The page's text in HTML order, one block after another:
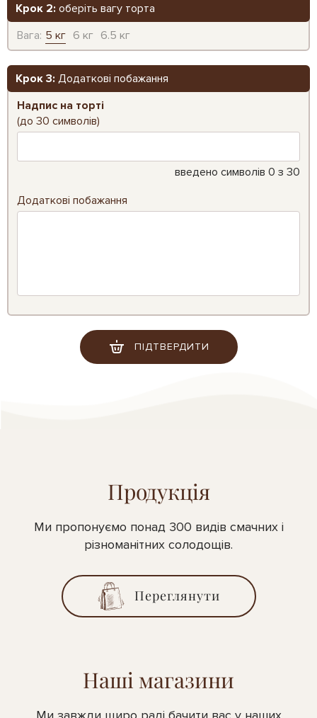
Крок 2: оберіть вагу торта
Вага: 5 кг 6 кг 6.5 кг
Крок 3: Додаткові побажання
Надпис на торті
(до 30 символів)
введено символів 0 з 30
Додаткові побажання
ПІДТВЕРДИТИ
Продукція
Ми пропонуємо понад 300 видів смачних і
різноманітних солодощів.
Переглянути
Наші магазини